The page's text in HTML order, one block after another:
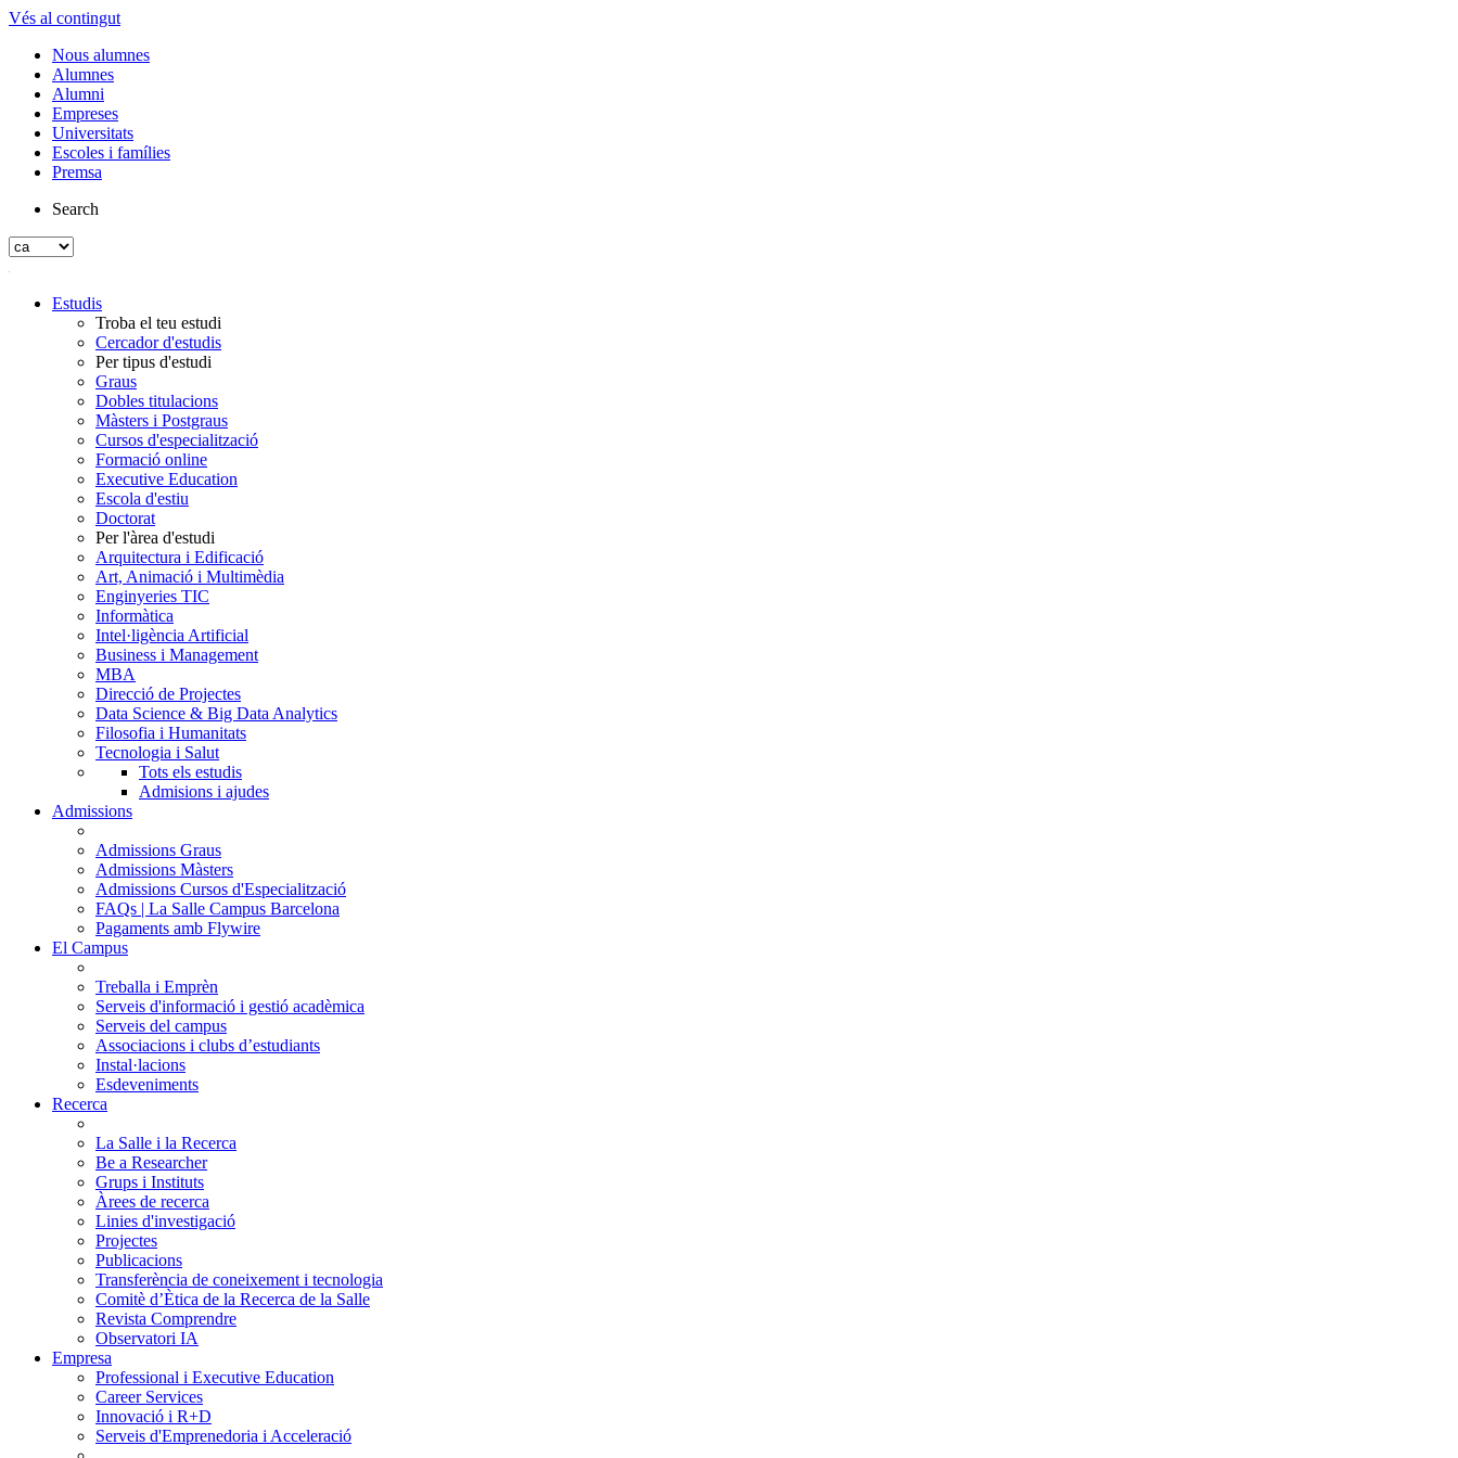
Vés al contingut
Nous alumnes
Alumnes
Alumni
Empreses
Universitats
Escoles i famílies
Premsa
Search
Estudis
Troba el teu estudi
Cercador d'estudis
Per tipus d'estudi
Graus
Dobles titulacions
Màsters i Postgraus
Cursos d'especialització
Formació online
Executive Education
Escola d'estiu
Doctorat
Per l'àrea d'estudi
Arquitectura i Edificació
Art, Animació i Multimèdia
Enginyeries TIC
Informàtica
Intel·ligència Artificial
Business i Management
MBA
Direcció de Projectes
Data Science & Big Data Analytics
Filosofia i Humanitats
Tecnologia i Salut
Tots els estudis
Admisions i ajudes
Admissions
Admissions Graus
Admissions Màsters
Admissions Cursos d'Especialització
FAQs | La Salle Campus Barcelona
Pagaments amb Flywire
El Campus
Treballa i Emprèn
Serveis d'informació i gestió acadèmica
Serveis del campus
Associacions i clubs d’estudiants
Instal·lacions
Esdeveniments
Recerca
La Salle i la Recerca
Be a Researcher
Grups i Instituts
Àrees de recerca
Linies d'investigació
Projectes
Publicacions
Transferència de coneixement i tecnologia
Comitè d’Ètica de la Recerca de la Salle
Revista Comprendre
Observatori IA
Empresa
Professional i Executive Education
Career Services
Innovació i R+D
Serveis d'Emprenedoria i Acceleració